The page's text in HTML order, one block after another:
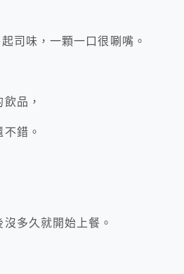
司味，一顆一口很唰嘴。
品，
錯。
多久就開始上餐。